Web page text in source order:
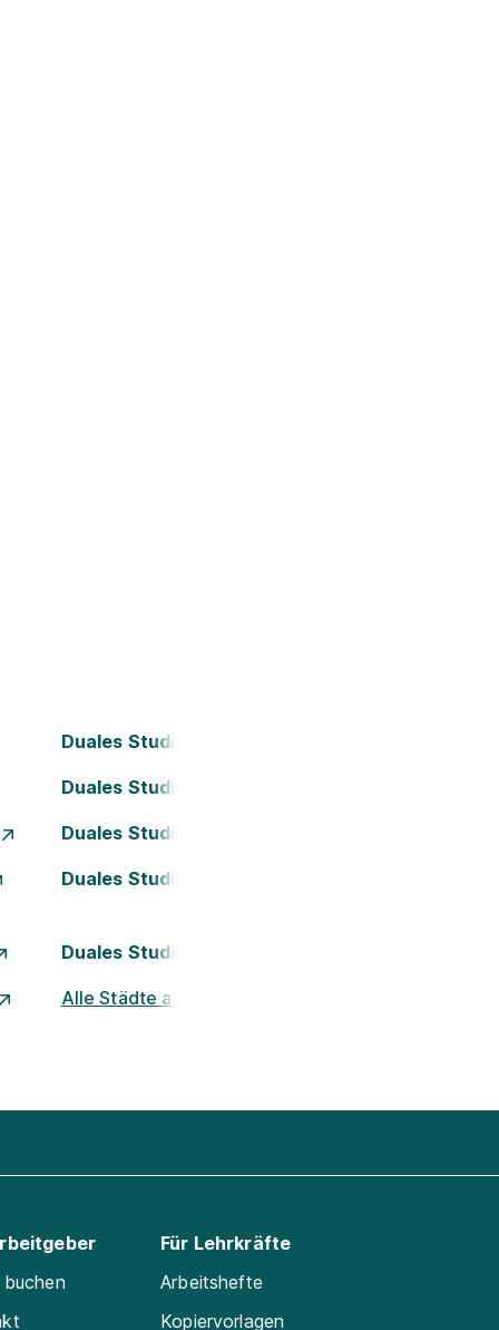
Duales Studium Bielefeld
Duales Studium Darmstadt
Duales Studium Essen
Duales Studium Kassel
Duales Studium Nürnberg
Alle Städte ansehen
Für Lehrkräfte
Arbeitshefte
Kopiervorlagen